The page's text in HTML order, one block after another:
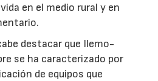
en el medio rural y en
destacar que Ilemo-
se ha caracterizado por
de equipos que